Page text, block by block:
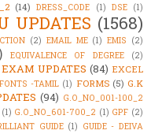
(14) DRESS_CODE (1) DSE (1)
UPDATES (1568)
(2) EMAIL ME (1) EMIS (2)
EQUIVALENCE OF DEGREE (2)
EXAM UPDATES (84) EXCEL
FONTS -TAMIL (1) FORMS (5) G.K
(94) G.O_NO_001-100_2
(1) G.O_NO_601-700_2 (1) GPF (2)
GUIDE (1) GUIDE - DEIVA